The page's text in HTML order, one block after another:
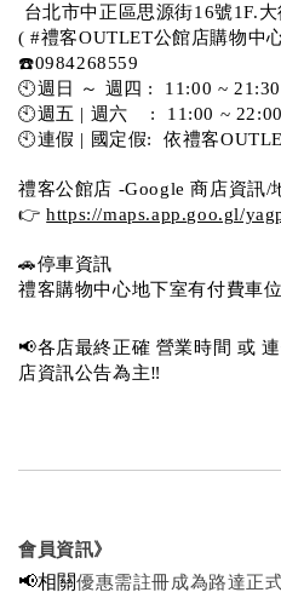
台北市中正區思源街16號1F.
( #禮客OUTLET公館店購物中
☎️0984268559
🕙週日 ～ 週四 :  11:00 ~ 21:30
🕙週五 | 週六    :  11:00 ~ 22:00
🕙連假 | 國定假:  依禮客
禮客公館店 -Google 商店資訊/
👉 https://maps.app.goo.gl/
🚗停車資訊
禮客購物中心地下室有付費車
📢各店最終正確 營業時間 或
店資訊公告為主‼️
會員資訊》
📢相關優惠需註冊成為路達正